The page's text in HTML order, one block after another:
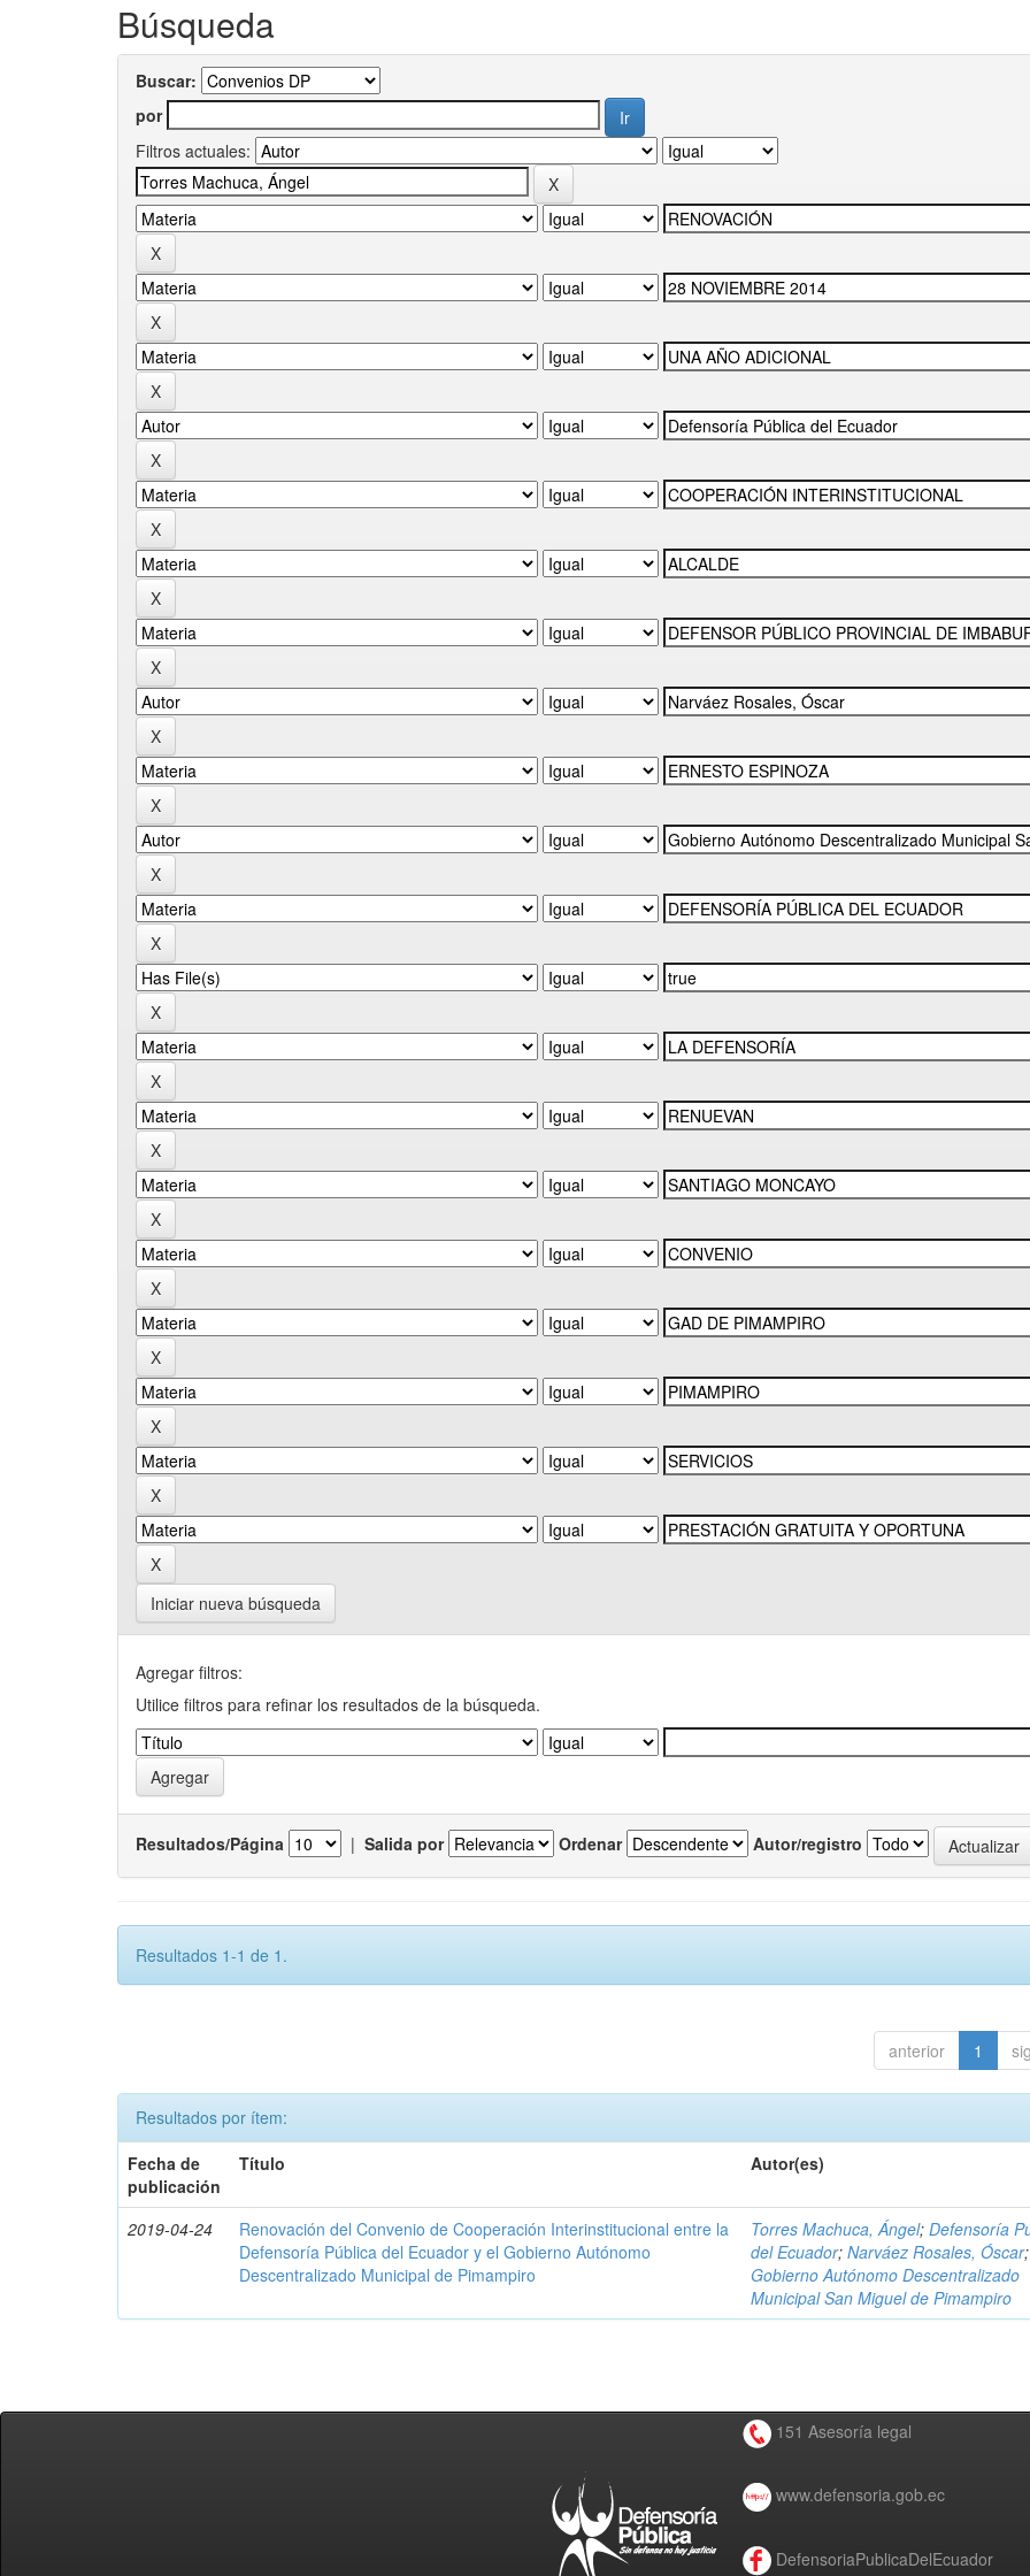
Búsqueda
Buscar:
por
Filtros actuales:
Iniciar nueva búsqueda
Agregar filtros:
Utilice filtros para refinar los resultados de la búsqueda.
Resultados/Página | Salida por Ordenar Autor/registro
Resultados 1-1 de 1.
anterior 1
Resultados por ítem:
Fecha de
publicación
Título Autor(es)
2019-04-24
Renovación del Convenio de Cooperación Interinstitucional entre la
Defensoría Pública del Ecuador y el Gobierno Autónomo
Descentralizado Municipal de Pimampiro
Torres Machuca, Ángel;Defensoría
del Ecuador;Narváez Rosales, Óscar;
Gobierno Autónomo Descentralizado
Municipal San Miguel de Pimampiro
151 Asesoría legal
www.defensoria.gob.ec
DefensoriaPublicaDelEcuador